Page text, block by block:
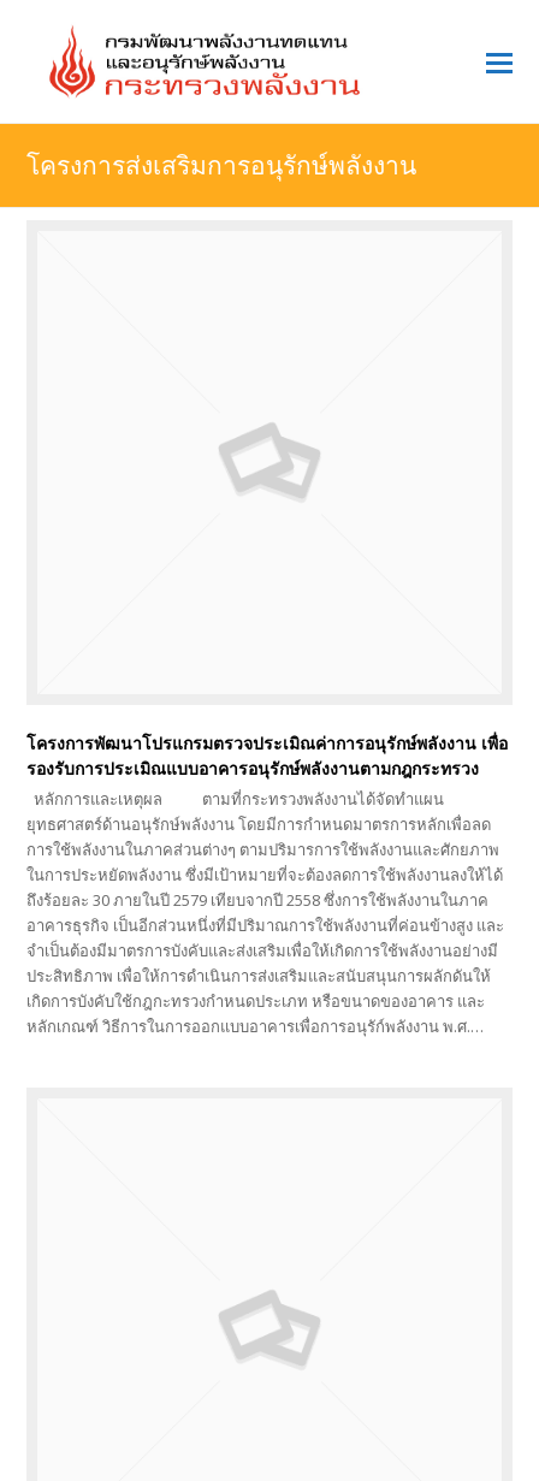
โครงการส่งเสริมการอนุรักษ์พลังงาน
โครงการพัฒนาโปรแกรมตรวจประเมิณค่าการอนุรักษ์พลังงาน เพื่อ
รองรับการประเมิณแบบอาคารอนุรักษ์พลังงานตามกฎกระทรวง
หลักการและเหตุผล ตามที่กระทรวงพลังงานได้จัดทำแผน
ยุทธศาสตร์ด้านอนุรักษ์พลังงาน โดยมีการกำหนดมาตรการหลักเพื่อลด
การใช้พลังงานในภาคส่วนต่างๆ ตามปริมารการใช้พลังงานและศักยภาพ
ในการประหยัดพลังงาน ซึ่งมีเป้าหมายที่จะต้องลดการใช้พลังงานลงให้ได้
ถึงร้อยละ 30 ภายในปี 2579 เทียบจากปี 2558 ซึ่งการใช้พลังงานในภาค
อาคารธุรกิจ เป็นอีกส่วนหนึ่งที่มีปริมาณการใช้พลังงานที่ค่อนข้างสูง และ
จำเป็นต้องมีมาตรการบังคับและส่งเสริมเพื่อให้เกิดการใช้พลังงานอย่างมี
ประสิทธิภาพ เพื่อให้การดำเนินการส่งเสริมและสนับสนุนการผลักดันให้
เกิดการบังคับใช้กฎกะทรวงกำหนดประเภท หรือขนาดของอาคาร และ
หลักเกณฑ์ วิธีการในการออกแบบอาคารเพื่อการอนุรัก์พลังงาน พ.ศ.…